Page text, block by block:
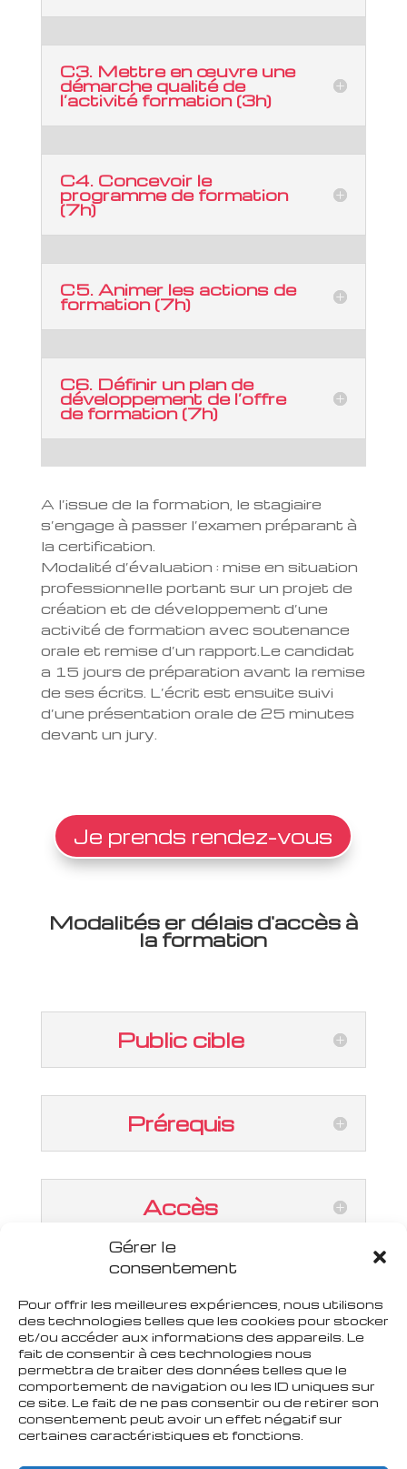
Gérer le
consentement
Pour offrir les meilleures expériences, nous utilisons
des technologies telles que les cookies pour stocker
et/ou accéder aux informations des appareils. Le
fait de consentir à ces technologies nous
permettra de traiter des données telles que le
comportement de navigation ou les ID uniques sur
ce site. Le fait de ne pas consentir ou de retirer son
consentement peut avoir un effet négatif sur
certaines caractéristiques et fonctions.
C3. Mettre en œuvre une
démarche qualité de
l’activité formation (3h)
C4. Concevoir le
programme de formation
(7h)
C5. Animer les actions de
formation (7h)
C6. Définir un plan de
développement de l’offre
de formation (7h)
A l’issue de la formation, le stagiaire
s’engage à passer l’examen préparant à
la certification.
Modalité d’évaluation : mise en situation
professionnelle portant sur un projet de
création et de développement d’une
activité de formation avec soutenance
orale et remise d’un rapport. Le candidat
a 15 jours de préparation avant la remise
de ses écrits. L’écrit est ensuite suivi
d’une présentation orale de 25 minutes
devant un jury.
Je prends rendez-vous
Modalités er délais d'accès à
la formation
Public cible
Prérequis
Accès
Accessibilité personnes
en situation de handicap